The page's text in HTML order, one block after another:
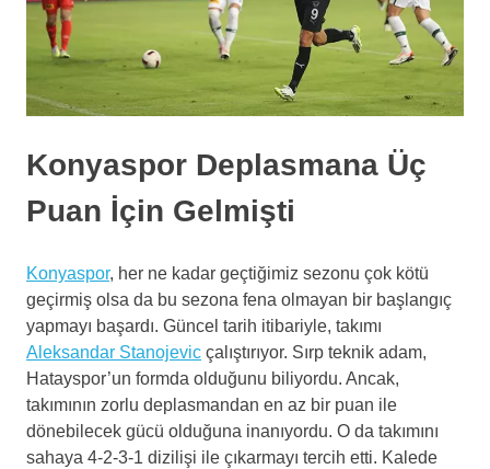
Konyaspor Deplasmana Üç
Puan İçin Gelmişti
Konyaspor, her ne kadar geçtiğimiz sezonu çok kötü
geçirmiş olsa da bu sezona fena olmayan bir başlangıç
yapmayı başardı. Güncel tarih itibariyle, takımı
Aleksandar Stanojevic çalıştırıyor. Sırp teknik adam,
Hatayspor’un formda olduğunu biliyordu. Ancak,
takımının zorlu deplasmandan en az bir puan ile
dönebilecek gücü olduğuna inanıyordu. O da takımını
sahaya 4-2-3-1 dizilişi ile çıkarmayı tercih etti. Kalede